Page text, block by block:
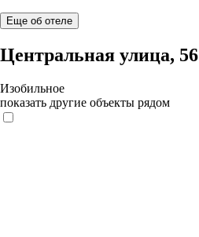
Еще об отеле
Центральная улица, 56
Изобильное
показать другие объекты рядом